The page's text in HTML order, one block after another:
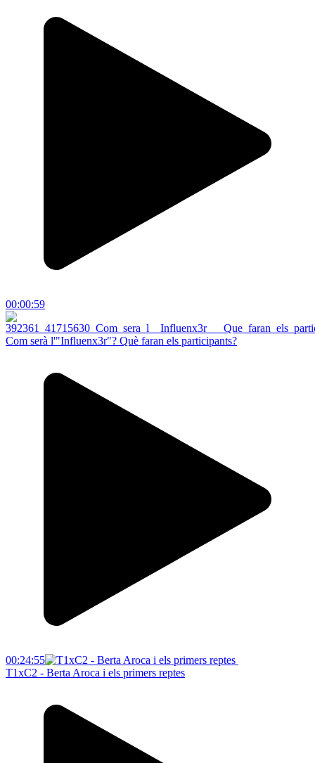
00:00:59
Com serà l'"Influenx3r"? Què faran els participants?
00:24:55
T1xC2 - Berta Aroca i els primers reptes